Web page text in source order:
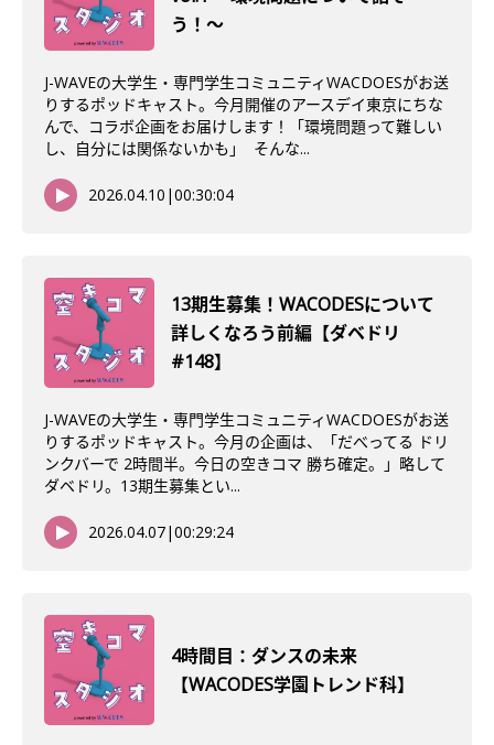
う！〜
J-WAVEの大学生・専門学生コミュニティWACDOESがお送
りするポッドキャスト。今月開催のアースデイ東京にちな
んで、コラボ企画をお届けします！「環境問題って難しい
し、自分には関係ないかも」 そんな...
2026.04.10 |00:30:04
13期生募集！WACODESについて
詳しくなろう前編【ダベドリ
#148】
J-WAVEの大学生・専門学生コミュニティWACDOESがお送
りするポッドキャスト。今月の企画は、「だべってる ドリ
ンクバーで 2時間半。今日の空きコマ 勝ち確定。」略して
ダベドリ。13期生募集とい...
2026.04.07|00:29:24
4時間目：ダンスの未来
【WACODES学園トレンド科】